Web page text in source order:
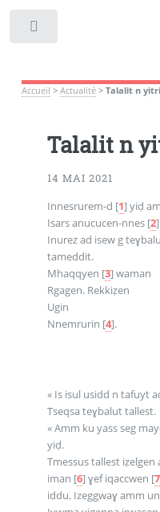
Accueil > Actualité> Talalit n yitri
Talalit n
14 MAI 2021
Innesrurem-d [1]yiḍ
Isars anucucen-nnes[2]
Inurez ad isew g
tameddit.
Mhaqqyen [3]waman
Rgagen. Rekkiẓen
Ugin
Nnemrurin [4].
« Is isul usidd n tafuyt
Tseqsa teɣbalut tallest.
« Amm ku yass seg
yiḍ.
Tmessus tallest iẓelgen
iman [6]ɣef iqaccwen [7
iddu. Izeggwaɣ amm